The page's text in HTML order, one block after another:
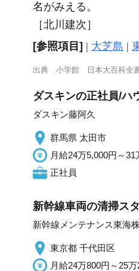
名がみえる。
［北川建次］
[参照項目] | 大芝島 |
出典 小学館 日本大百科全
ダスキンの正社員/ハ
ダスキン藤阿久
群馬県 太田市
月給24万5,000円～31
正社員
新幹線車両の清掃ス
新幹線メンテナンス東海
東京都 千代田区
月給24万800円～25